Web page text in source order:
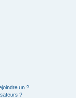
un ?
?